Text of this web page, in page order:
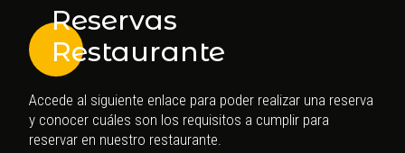
Reservas
Restaurante
Accede al siguiente enlace para poder realizar una reserva
y conocer cuáles son los requisitos a cumplir para
reservar en nuestro restaurante.